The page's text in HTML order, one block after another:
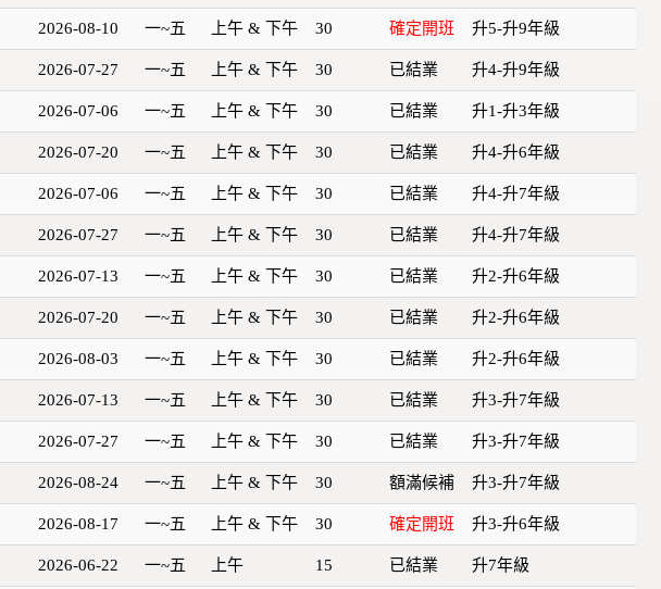
2026-08-10 一~五 上午 & 下午 30 確定開班 升5-升9年級
2026-07-27 一~五 上午 & 下午 30 已結業 升4-升9年級
2026-07-06 一~五 上午 & 下午 30 已結業 升1-升3年級
2026-07-20 一~五 上午 & 下午 30 已結業 升4-升6年級
2026-07-06 一~五 上午 & 下午 30 已結業 升4-升7年級
2026-07-27 一~五 上午 & 下午 30 已結業 升4-升7年級
2026-07-13 一~五 上午 & 下午 30 已結業 升2-升6年級
2026-07-20 一~五 上午 & 下午 30 已結業 升2-升6年級
2026-08-03 一~五 上午 & 下午 30 已結業 升2-升6年級
2026-07-13 一~五 上午 & 下午 30 已結業 升3-升7年級
2026-07-27 一~五 上午 & 下午 30 已結業 升3-升7年級
2026-08-24 一~五 上午 & 下午 30 額滿候補 升3-升7年級
2026-08-17 一~五 上午 & 下午 30 確定開班 升3-升6年級
2026-06-22 一~五 上午 15 已結業 升7年級